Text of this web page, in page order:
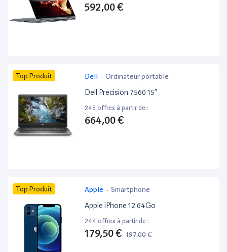
592,00 €
Top Produit Dell - Ordinateur portable
Dell Precision 7560 15”
245 offres à partir de :
664,00 €
Top Produit Apple - Smartphone
Apple iPhone 12 64Go
244 offres à partir de :
179,50 € 197,00 €